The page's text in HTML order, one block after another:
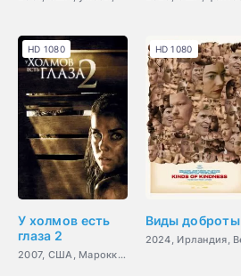
У холмов есть
глаза 2
2007, США, Марокко, ужасы,
HD 1080
Виды доброты
HD 1080